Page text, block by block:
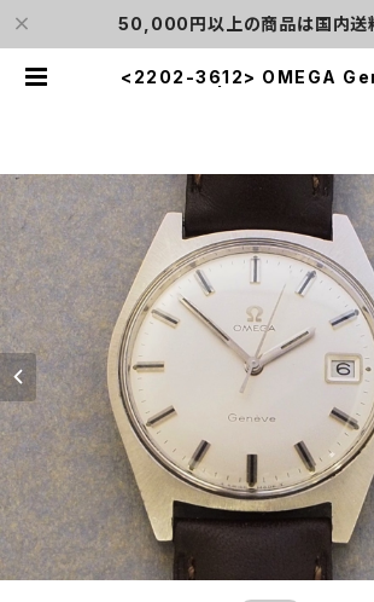
50,000円以上の商品は国内送
<2202-3612> OMEGA